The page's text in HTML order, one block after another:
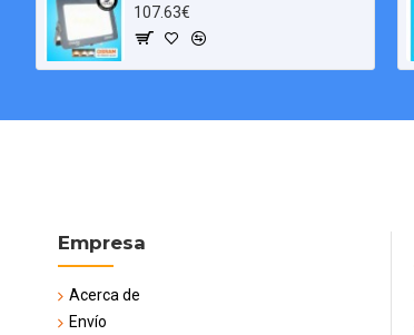
107.63€
Empresa
Acerca de
Envío